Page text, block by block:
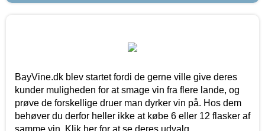
BayVine.dk blev startet fordi de gerne ville give deres
kunder muligheden for at smage vin fra flere lande, og
prøve de forskellige druer man dyrker vin på. Hos dem
behøver du derfor heller ikke at købe 6 eller 12 flasker af
samme vin. Klik her for at se deres udvalg.